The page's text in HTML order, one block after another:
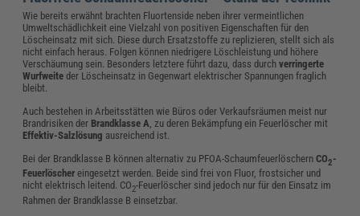
Wie bereits erwähnt brachten Fluortenside neben ihrer vermeintlichen
Umweltschädlichkeit eine Vielzahl von positiven Eigenschaften für den
Löscheinsatz mit sich. Diese durch Ersatzstoffe zu replizieren, stellt sich als
nicht einfach heraus. Folgen können niedrigere Löschleistung und höhere
Verschäumung sein. Besonders letztere führt dazu, dass durchverringerte
Wurfweite der Löscheinsatz in Gegenwart elektrischer Spannungen fraglich
bleibt.
Auch bestehen in Arbeitsstätten wie Büros oder Verkaufsräumen meist nur
Brandrisiken der Brandklasse A , zu deren Bekämpfung ein Feuerlöscher mit
Effektiv-Salzlösung ausreichend ist.
Bei der Brandklasse B können alternativ zu PFOA-SchaumfeuerlöschernCO2-
Feuerlöscher eingesetzt werden. Beide sind frei von Fluor, frostsicher und
nicht elektrisch leitend. CO2-Feuerlöscher sind jedoch nur für den Einsatz im
Rahmen der Brandklasse B einsetzbar.